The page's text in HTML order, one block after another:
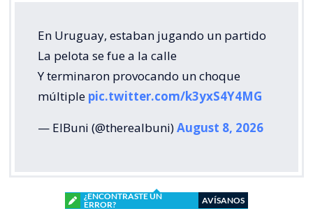
En Uruguay, estaban jugando un partido
La pelota se fue a la calle
Y terminaron provocando un choque
múltiple pic.twitter.com/k3yxS4Y4MG
— ElBuni (@therealbuni)August 8, 2026
¿ENCONTRASTE UN
ERROR?
AVÍSANOS